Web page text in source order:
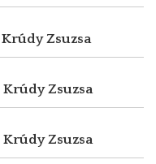
Krúdy Zsuzsa
Krúdy Zsuzsa
Krúdy Zsuzsa